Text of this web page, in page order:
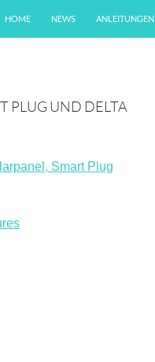
HOME
NEWS ANLEITUNGEN
PLUG UND DELTA
Smart Plug